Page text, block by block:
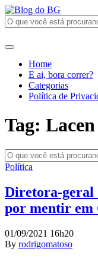
Home
E ai, bora correr?
Categorias
Política de
Tag: Lacen
Política
Diretora-geral
por mentir em
01/09/2021 16h20
By rodrigomatoso